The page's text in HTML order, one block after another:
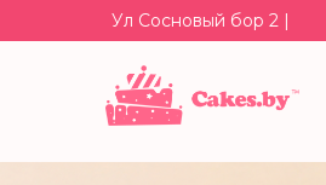
Ул Сосновый бор 2 |